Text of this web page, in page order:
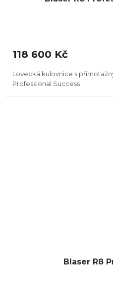
118 600 Kč
Lovecká kulovnice s
Professional Success
Blaser R8